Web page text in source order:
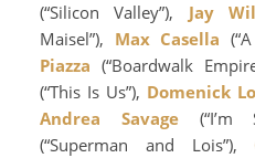
(“Silicon Valley”), Jay
Maisel”), Max Casella
Piazza (“Boardwalk
(“This Is Us”), Domenick
Andrea Savage(“I’m
(“Superman and Lois”),